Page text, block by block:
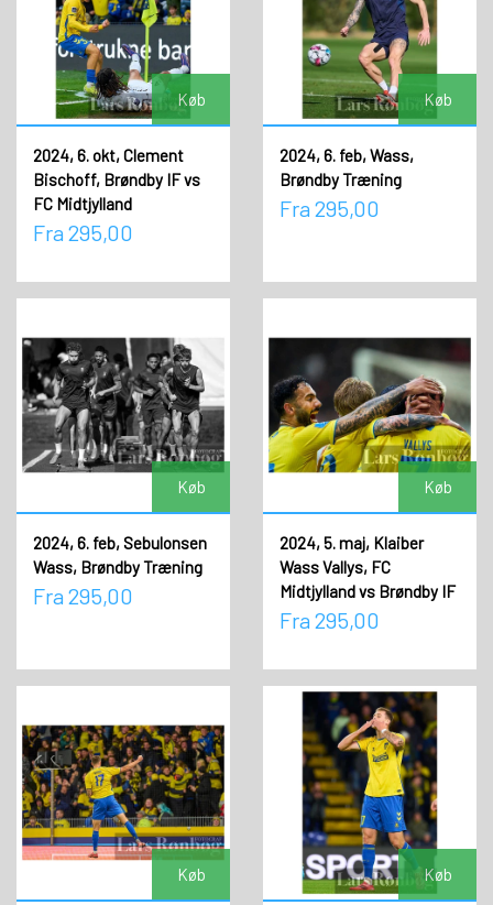
Køb
2024, 6. okt, Clement
Bischoff, Brøndby IF vs
FC Midtjylland
Fra 295,00
Køb
2024, 6. feb, Wass,
Brøndby Træning
Fra 295,00
Køb
2024, 6. feb, Sebulonsen
Wass, Brøndby Træning
Fra 295,00
Køb
2024, 5. maj, Klaiber
Wass Vallys, FC
Midtjylland vs Brøndby IF
Fra 295,00
Køb Køb